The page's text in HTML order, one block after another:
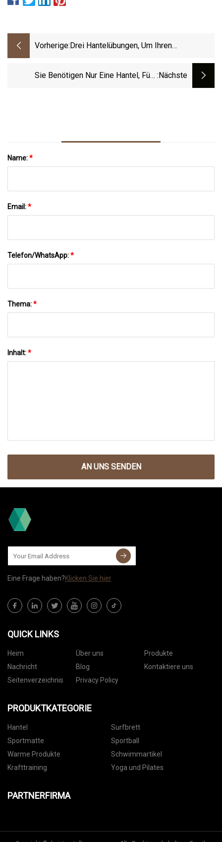
Vorherige: Drei Hantelübungen, Um Ihren
Sie Benötigen Nur Eine Hantel, Fünf :nächste
Name:*
Email:*
Telefon/WhatsApp:*
Thema:*
Inhalt:*
AN UNS SENDEN
Eine Frage haben?Klicken Sie hier
QUICK LINKS
Heim Über uns
Produkte
Nachricht
Blog
Kontaktiere uns
Seitenverzeichnis
Privacy Policy
PRODUKTKATEGORIE
Hantel
Surfbrett
Sportmatte
Sportball
Warme Produkte
Schwimmartikel
Krafttraining
Yoga und Pilates
PARTNERFIRMA